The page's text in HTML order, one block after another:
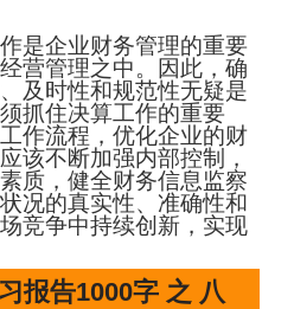
是企业财务管理的重要
营管理之中。因此，确
及时性和规范性无疑是
抓住决算工作的重要
作流程，优化企业的财
该不断加强内部控制，
质，健全财务信息监察
况的真实性、准确性和
竞争中持续创新，实现
报告1000字 之 八